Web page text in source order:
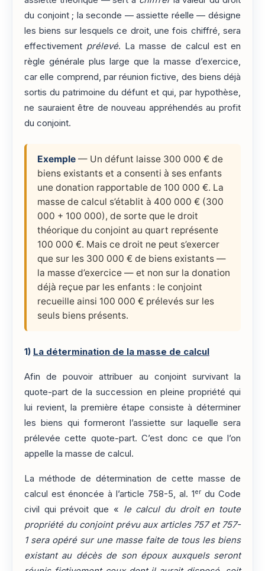
du conjoint ; la seconde — assiette réelle — désigne
les biens sur lesquels ce droit, une fois chiffré, sera
effectivement prélevé. La masse de calcul est en
règle générale plus large que la masse d’exercice,
car elle comprend, par réunion fictive, des biens déjà
sortis du patrimoine du défunt et qui, par hypothèse,
ne sauraient être de nouveau appréhendés au profit
du conjoint.
Exemple — Un défunt laisse 300 000 € de
biens existants et a consenti à ses enfants
une donation rapportable de 100 000 €. La
masse de calcul s’établit à 400 000 € (300
000 + 100 000), de sorte que le droit
théorique du conjoint au quart représente
100 000 €. Mais ce droit ne peut s’exercer
que sur les 300 000 € de biens existants —
la masse d’exercice — et non sur la donation
déjà reçue par les enfants : le conjoint
recueille ainsi 100 000 € prélevés sur les
seuls biens présents.
1) La détermination de la masse de calcul
Afin de pouvoir attribuer au conjoint survivant la
quote-part de la succession en pleine propriété qui
lui revient, la première étape consiste à déterminer
les biens qui formeront l’assiette sur laquelle sera
prélevée cette quote-part. C’est donc ce que l’on
appelle la masse de calcul.
La méthode de détermination de cette masse de
calcul est énoncée à l’article 758-5, al. 1 er du Code
civil qui prévoit que « le calcul du droit en toute
propriété du conjoint prévu aux articles 757 et 757-
1 sera opéré sur une masse faite de tous les biens
existant au décès de son époux auxquels seront